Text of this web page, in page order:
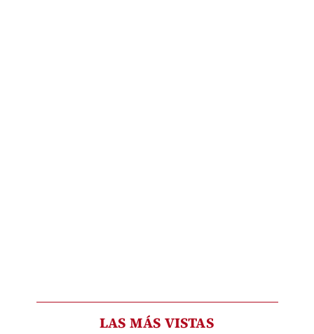
LAS MÁS VISTAS